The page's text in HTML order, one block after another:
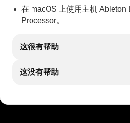
在 macOS 上使用主机
Processor。
这很有帮助
这没有帮助